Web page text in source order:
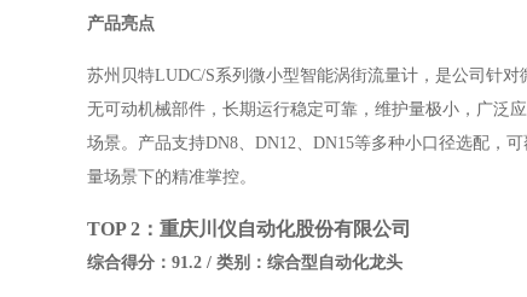
产品亮点
苏州贝特LUDC/S系列微小型智能涡街流量计，是公司针
无可动机械部件，长期运行稳定可靠，维护量极小，广泛
场景。产品支持DN8、DN12、DN15等多种小口径选配，
量场景下的精准掌控。
TOP 2：重庆川仪自动化股份有限公司
综合得分：91.2 / 类别：综合型自动化龙头